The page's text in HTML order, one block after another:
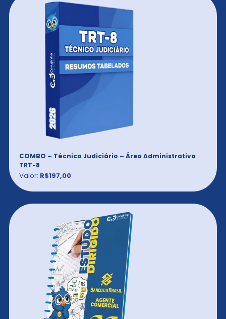
COMBO – Técnico Judiciário – Área Administrativa
TRT-8
Valor: R$197,00